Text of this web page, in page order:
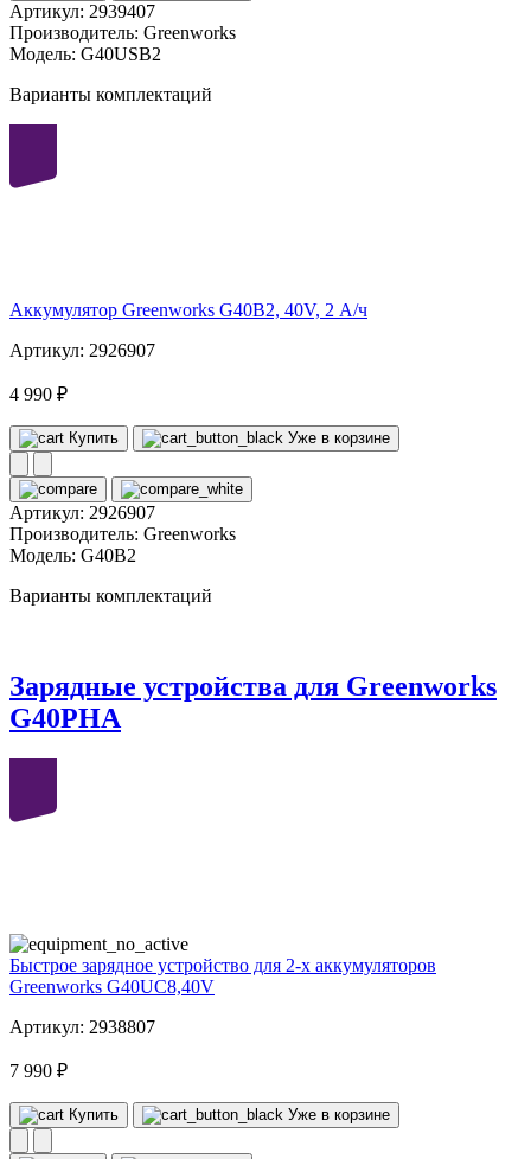
Артикул: 2939407
Производитель: Greenworks
Модель: G40USB2
Варианты комплектаций
Аккумулятор Greenworks G40B2, 40V, 2 А/ч
Артикул: 2926907
4 990 ₽
Купить Уже в корзине
Артикул: 2926907
Производитель: Greenworks
Модель: G40B2
Варианты комплектаций
Зарядные устройства для Greenworks
G40PHA
Быстрое зарядное устройство для 2-х аккумуляторов
Greenworks G40UC8,40V
Артикул: 2938807
7 990 ₽
Купить Уже в корзине